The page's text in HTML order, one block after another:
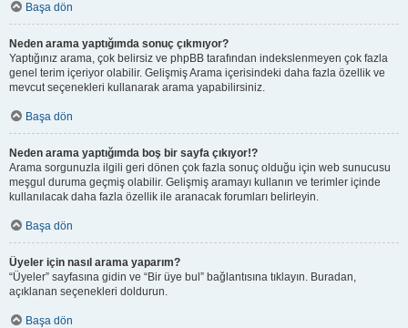
Başa dön
Neden arama yaptığımda sonuç çıkmıyor?
Yaptığınız arama, çok belirsiz ve phpBB tarafından indekslenmeyen çok fazla
genel terim içeriyor olabilir. Gelişmiş Arama içerisindeki daha fazla özellik ve
mevcut seçenekleri kullanarak arama yapabilirsiniz.
Başa dön
Neden arama yaptığımda boş bir sayfa çıkıyor!?
Arama sorgunuzla ilgili geri dönen çok fazla sonuç olduğu için web sunucusu
meşgul duruma geçmiş olabilir. Gelişmiş aramayı kullanın ve terimler içinde
kullanılacak daha fazla özellik ile aranacak forumları belirleyin.
Başa dön
Üyeler için nasıl arama yaparım?
“Üyeler” sayfasına gidin ve “Bir üye bul” bağlantısına tıklayın. Buradan,
açıklanan seçenekleri doldurun.
Başa dön